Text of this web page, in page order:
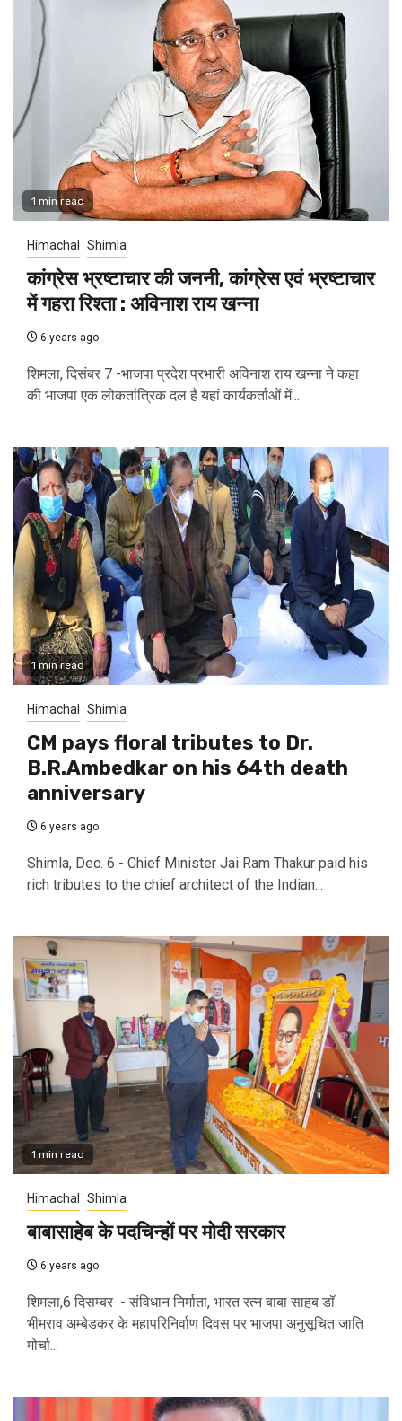
1 min read
Himachal Shimla
कांग्रेस भ्रष्टाचार की जननी, कांग्रेस एवं भ्रष्टाचार
में गहरा रिश्ता : अविनाश राय खन्ना
6 years ago
शिमला, दिसंबर 7 -भाजपा प्रदेश प्रभारी अविनाश राय खन्ना ने कहा
की भाजपा एक लोकतांत्रिक दल है यहां कार्यकर्ताओं में...
1 min read
Himachal Shimla
CM pays floral tributes to Dr.
B.R.Ambedkar on his 64th death
anniversary
6 years ago
Shimla, Dec. 6 - Chief Minister Jai Ram Thakur paid his
rich tributes to the chief architect of the Indian...
1 min read
Himachal Shimla
बाबासाहेब के पदचिन्हों पर मोदी सरकार
6 years ago
शिमला,6 दिसम्बर - संविधान निर्माता, भारत रत्न बाबा साहब डॉ.
भीमराव अम्बेडकर के महापरिनिर्वाण दिवस पर भाजपा अनुसूचित जाति
मोर्चा...